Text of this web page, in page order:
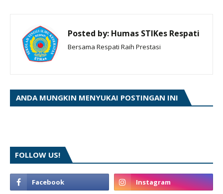
Posted by: Humas STIKes Respati
Bersama Respati Raih Prestasi
ANDA MUNGKIN MENYUKAI POSTINGAN INI
FOLLOW US!